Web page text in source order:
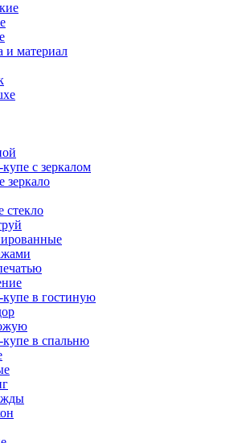
и материал
с зеркалом
зеркало
стекло
в гостиную
в спальню